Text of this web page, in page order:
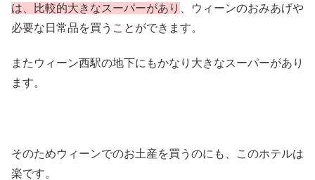
は、比較的大きなスーパーがあり
、ウィーンのおみあげや
必要な日常品を買うことができます。
またウィーン西駅の地下にもかなり大きなスーパーがあり
ます。
そのためウィーンでのお土産を買うのにも、このホテルは
楽です。